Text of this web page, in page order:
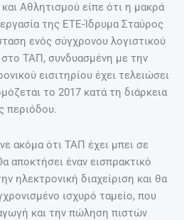
Αθλητισμού είπε ότι η μακρά
της ΕΤΕ-Ίδρυμα Σταύρος
ενός σύγχρονου λογιστικού
ΤΑΠ, συνδυασμένη με την
εισιτηρίου έχει τελειώσει
το 2017 κατά τη διάρκεια
περιόδου.
ακόμα ότι ΤΑΠ έχει μπει σε
αποκτήσει έναν εισπρακτικό
ηλεκτρονική διαχείριση και θα
ισχυρό ταμείο, που
και την πώληση πιστών